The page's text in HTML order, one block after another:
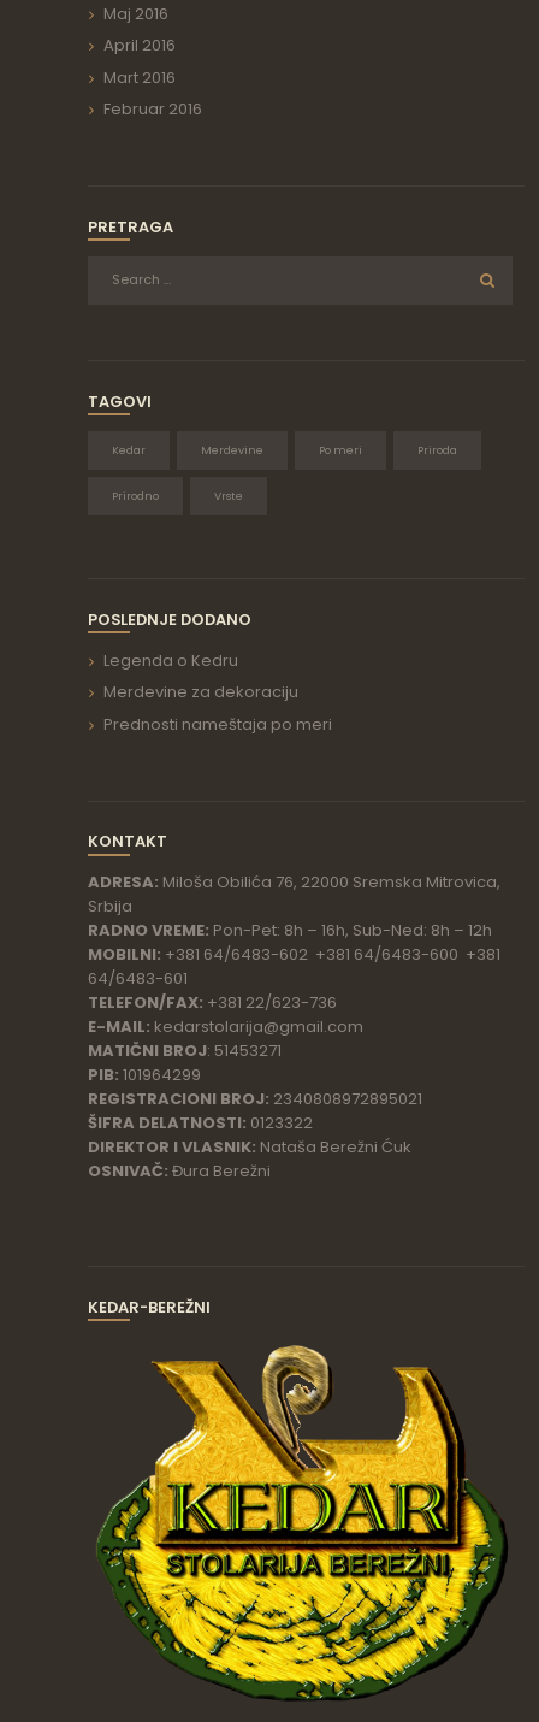
Maj 2016
April 2016
Mart 2016
Februar 2016
PRETRAGA
TAGOVI
Kedar Merdevine Po meri Priroda
Prirodno Vrste
POSLEDNJE DODANO
Legenda o Kedru
Merdevine za dekoraciju
Prednosti nameštaja po meri
KONTAKT
ADRESA: Miloša Obilića 76, 22000 Sremska Mitrovica,
Srbija
RADNO VREME: Pon-Pet: 8h – 16h, Sub-Ned: 8h – 12h
MOBILNI: +381 64/6483-602 +381 64/6483-600 +381
64/6483-601
TELEFON/FAX: +381 22/623-736
E-MAIL: kedarstolarija@gmail.com
MATIČNI BROJ: 51453271
PIB: 101964299
REGISTRACIONI BROJ: 2340808972895021
ŠIFRA DELATNOSTI: 0123322
DIREKTOR I VLASNIK: Nataša Berežni Ćuk
OSNIVAČ: Đura Berežni
KEDAR-BEREŽNI